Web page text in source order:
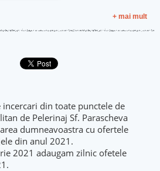
+ mai mult
din toate punctele de
de Pelerinaj Sf. Parascheva
dumneavoastra cu ofertele
din anul 2021.
2021 adaugam zilnic ofetele